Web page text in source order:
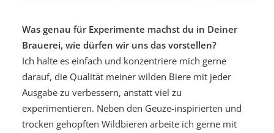
Was genau für Experimente machst du in Deiner
Brauerei, wie dürfen wir uns das vorstellen?
Ich halte es einfach und konzentriere mich gerne
darauf, die Qualität meiner wilden Biere mit jeder
Ausgabe zu verbessern, anstatt viel zu
experimentieren. Neben den Geuze-inspirierten und
trocken gehopften Wildbieren arbeite ich gerne mit